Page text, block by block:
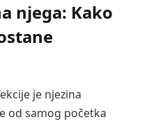
njega: Kako
je njezina
od samog početka